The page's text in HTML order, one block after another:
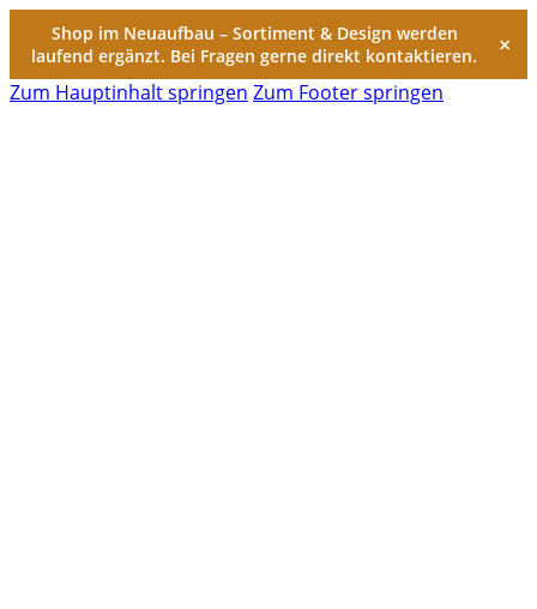
Shop im Neuaufbau – Sortiment & Design werden
laufend ergänzt. Bei Fragen gerne direkt kontaktieren.
×
Zum Hauptinhalt springen Zum Footer springen